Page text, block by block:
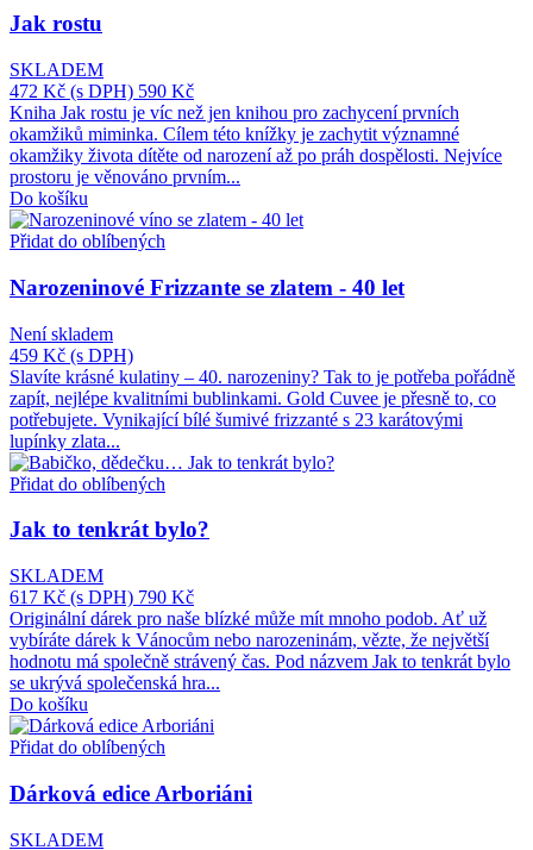
Jak rostu
SKLADEM
472 Kč (s DPH) 590 Kč
Kniha Jak rostu je víc než jen knihou pro zachycení prvních
okamžiků miminka. Cílem této knížky je zachytit významné
okamžiky života dítěte od narození až po práh dospělosti. Nejvíce
prostoru je věnováno prvním...
Do košíku
Přidat do oblíbených
Narozeninové Frizzante se zlatem - 40 let
Není skladem
459 Kč (s DPH)
Slavíte krásné kulatiny – 40. narozeniny? Tak to je potřeba pořádně
zapít, nejlépe kvalitními bublinkami. Gold Cuvee je přesně to, co
potřebujete. Vynikající bílé šumivé frizzanté s 23 karátovými
lupínky zlata...
Přidat do oblíbených
Jak to tenkrát bylo?
SKLADEM
617 Kč (s DPH) 790 Kč
Originální dárek pro naše blízké může mít mnoho podob. Ať už
vybíráte dárek k Vánocům nebo narozeninám, vězte, že největší
hodnotu má společně strávený čas. Pod názvem Jak to tenkrát bylo
se ukrývá společenská hra...
Do košíku
Přidat do oblíbených
Dárková edice Arboriáni
SKLADEM